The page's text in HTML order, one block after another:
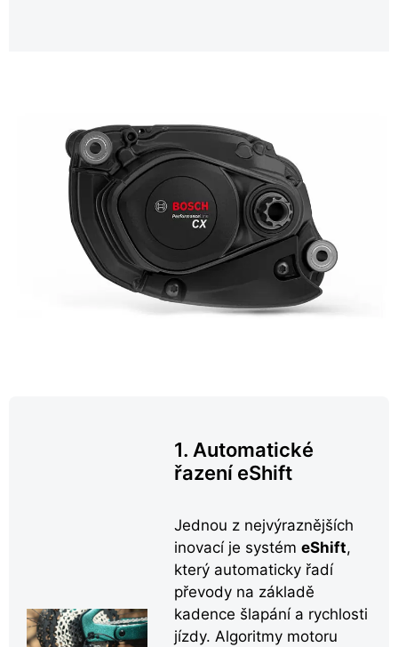
1. Automatické
řazení eShift
Jednou z nejvýraznějších
inovací je systém eShift,
který automaticky řadí
převody na základě
kadence šlapání a rychlosti
jízdy. Algoritmy motoru